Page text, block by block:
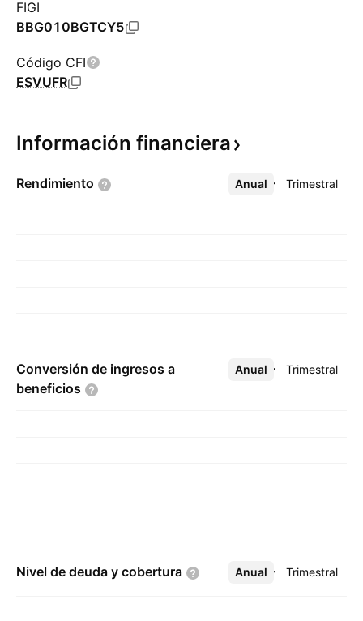
FIGI
BBG010BGTCY5
Código CFI
ESVUFR
Información financiera
Rendimiento Anual Trimestral
Más
Conversión de ingresos a
beneficios
Anual Trimestral
Más
Nivel de deuda y cobertura Anual Trimestral
Más